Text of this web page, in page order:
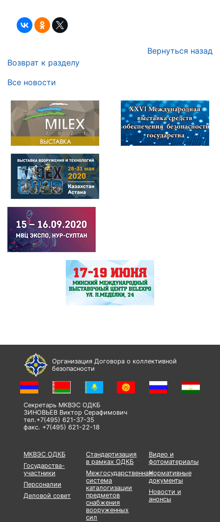
Вернуться назад
Возврат к разделу
Все новости
Организация Договора о коллективной
безопасности
Секретарь МКВЭС ОДКБ
ЗИНОВЬЕВ Виктор Серафимович
тел.+7(495) 621-37-35
факс. +7(495) 621-22-18
МКВЭС ОДКБ
Государства-
участники
Персоналии
Деловой совет
Стандартизация
в рамках ОДКБ
Межгосударственная
система
каталогизации
предметов
снабжения
вооруженных
сил
Видео и
фотоматериалы
Нормативные
документы
Новости и
анонсы